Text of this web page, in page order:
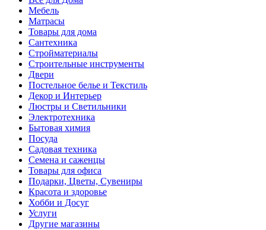
Мебель
Матрасы
Товары для дома
Сантехника
Стройматериалы
Строительные инструменты
Двери
Постельное белье и Текстиль
Декор и Интерьер
Люстры и Светильники
Электротехника
Бытовая химия
Посуда
Садовая техника
Семена и саженцы
Товары для офиса
Подарки, Цветы, Сувениры
Красота и здоровье
Хобби и Досуг
Услуги
Другие магазины